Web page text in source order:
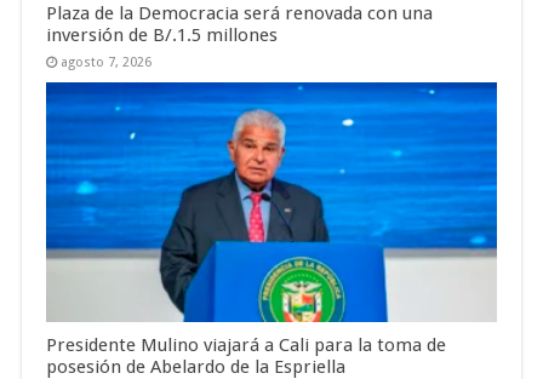
Plaza de la Democracia será renovada con una
inversión de B/.1.5 millones
agosto 7, 2026
Presidente Mulino viajará a Cali para la toma de
posesión de Abelardo de la Espriella